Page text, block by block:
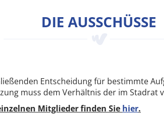
DIE AUSSCHÜSSE
Entscheidung für bestimmte
muss dem Verhältnis der im
Mitglieder finden Sie hier.